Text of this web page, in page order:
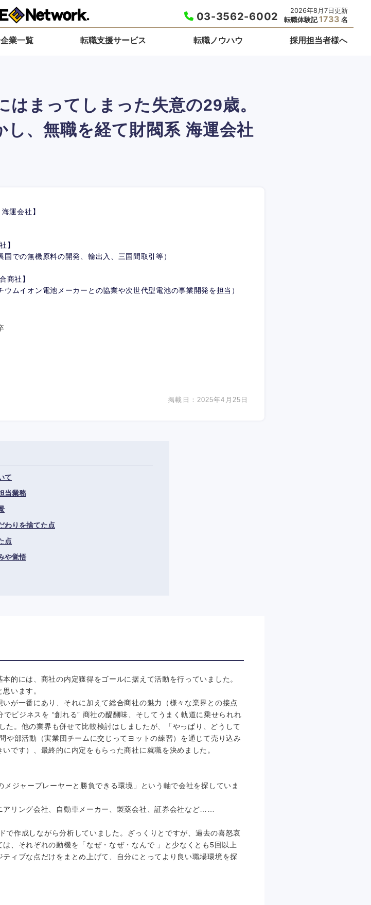
2026年8月7日更新
転職体験記1733 名
03-3562-6002
業一覧 転職支援サービス 転職ノウハウ 採用担当者様へ
はまってしまった失意の29歳。
、無職を経て財閥系 海運会社
運会社】
】
での無機原料の開発、輸出⼊、三国間取引等）
商社】
ムイオン電池メーカーとの協業や次世代型電池の事業開発を担当）
掲載日：2025年4月25日
て
当業務
わりを捨てた点
点
や覚悟
的には、商社の内定獲得をゴールに据えて活動を行っていました。
います。
が一番にあり、それに加えて総合商社の魅力（様々な業界との接点
ビジネスを “創れる” 商社の醍醐味、そしてうまく軌道に乗せられれ
た。他の業界も併せて比較検討はしましたが、「やっぱり、どうして
や部活動（実業団チームに交じってヨットの練習）を通じて売り込み
です）、最終的に内定をもらった商社に就職を決めました。
ジャープレーヤーと勝負できる環境」という軸で会社を探していま
リング会社、自動車メーカー、製薬会社、証券会社など……
で作成しながら分析していました。ざっくりとですが、過去の喜怒哀
、それぞれの動機を「なぜ・なぜ・なんで 」と少なくとも5回以上
ィブな点だけをまとめ上げて、自分にとってより良い職場環境を探